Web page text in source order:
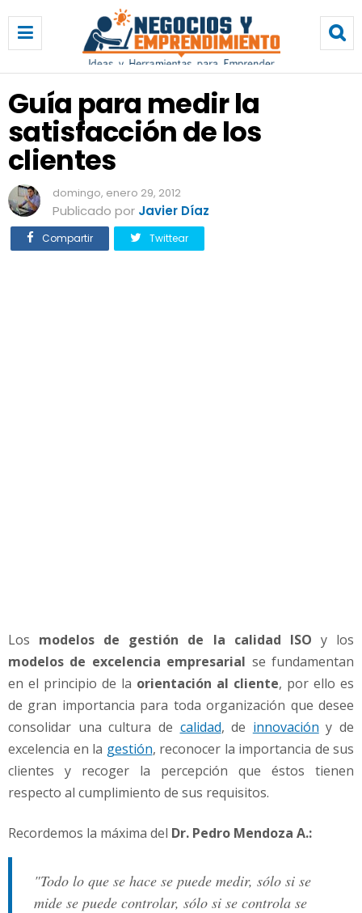
í
a
a
r
a
m
d
i
r
l
e
n
e
s
Guía para medir la
satisfacción de los
clientes
domingo, enero 29, 2012
Publicado por Javier Díaz
Compartir Twittear
Los modelos de gestión de la calidad ISO y los
modelos de excelencia empresarial se fundamentan
en el principio de la orientación al cliente, por ello es
de gran importancia para toda organización que desee
consolidar una cultura de calidad, de innovación y de
excelencia en la gestión, reconocer la importancia de sus
clientes y recoger la percepción que éstos tienen
respecto al cumplimiento de sus requisitos.
Recordemos la máxima del Dr. Pedro Mendoza A.:
"Todo lo que se hace se puede medir, sólo si se
mide se puede controlar, sólo si se controla se